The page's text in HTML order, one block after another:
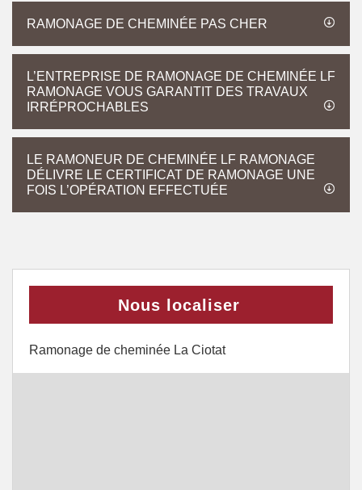
RAMONAGE DE CHEMINÉE PAS CHER
L’ENTREPRISE DE RAMONAGE DE CHEMINÉE LF
RAMONAGE VOUS GARANTIT DES TRAVAUX
IRRÉPROCHABLES
LE RAMONEUR DE CHEMINÉE LF RAMONAGE
DÉLIVRE LE CERTIFICAT DE RAMONAGE UNE
FOIS L’OPÉRATION EFFECTUÉE
Nous localiser
Ramonage de cheminée La Ciotat